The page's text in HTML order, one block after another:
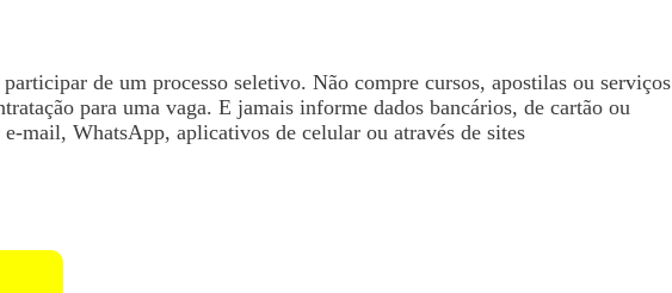
de um processo seletivo. Não compre cursos, apostilas ou serviços
para uma vaga. E jamais informe dados bancários, de cartão ou
mail, WhatsApp, aplicativos de celular ou através de sites